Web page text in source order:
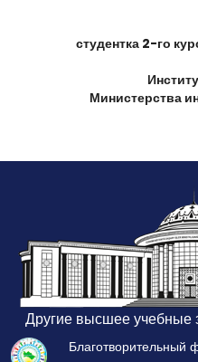
студентка 2-го
Министерства
Другие высшее учебные